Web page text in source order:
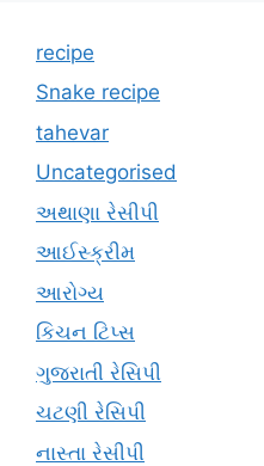
recipe
Snake recipe
tahevar
Uncategorised
અથાણા રેસીપી
આઈસ્ક્રીમ
આરોગ્ય
કિચન ટિપ્સ
ગુજરાતી રેસિપી
ચટણી રેસિપી
નાસ્તા રેસીપી